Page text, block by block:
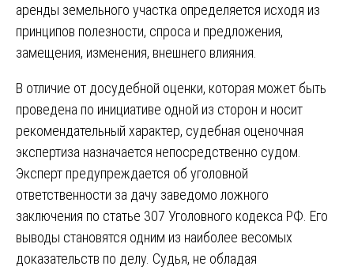
аренды земельного участка определяется исходя из
принципов полезности, спроса и предложения,
замещения, изменения, внешнего влияния.
В отличие от досудебной оценки, которая может быть
проведена по инициативе одной из сторон и носит
рекомендательный характер, судебная оценочная
экспертиза назначается непосредственно судом.
Эксперт предупреждается об уголовной
ответственности за дачу заведомо ложного
заключения по статье 307 Уголовного кодекса РФ. Его
выводы становятся одним из наиболее весомых
доказательств по делу. Судья, не обладая